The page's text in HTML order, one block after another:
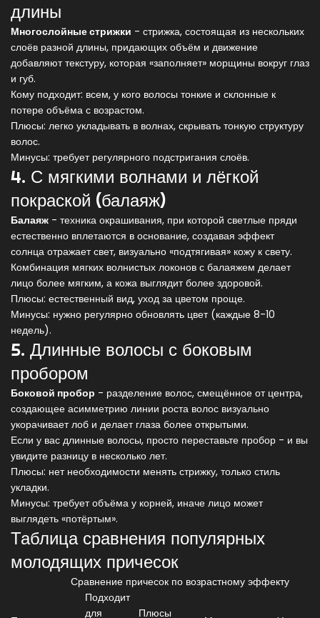
длины
Многослойные стрижки - стрижка, состоящая из нескольких
слоёв разной длины, придающих объём и движение
добавляют текстуру, которая «заполняет» морщины вокруг глаз
и губ.
Кому подходит: всем, у кого волосы тонкие и склонные к
потере объёма с возрастом.
Плюсы: легко укладывать в волнах, скрывать тонкую структуру
волос.
Минусы: требует регулярного подстригания слоёв.
4. С мягкими волнами и лёгкой
покраской (балаяж)
Балаяж - техника окрашивания, при которой светлые пряди
естественно вплетаются в основание, создавая эффект
солнца отражает свет, визуально «подтягивая» кожу к свету.
Комбинация мягких волнистых локонов с балаяжем делает
лицо более мягким, а кожа выглядит более здоровой.
Плюсы: естественный вид, уход за цветом проще.
Минусы: нужно регулярно обновлять цвет (каждые 8-10
недель).
5. Длинные волосы с боковым
пробором
Боковой пробор - разделение волос, смещённое от центра,
создающее асимметрию линии роста волос визуально
укорачивает лоб и делает глаза более открытыми.
Если у вас длинные волосы, просто переставьте пробор - и вы
увидите разницу в несколько лет.
Плюсы: нет необходимости менять стрижку, только стиль
укладки.
Минусы: требует объёма у корней, иначе лицо может
выглядеть «потёртым».
Таблица сравнения популярных
молодящих причесок
Сравнение причесок по возрастному эффекту
Подходит
для
Плюсы